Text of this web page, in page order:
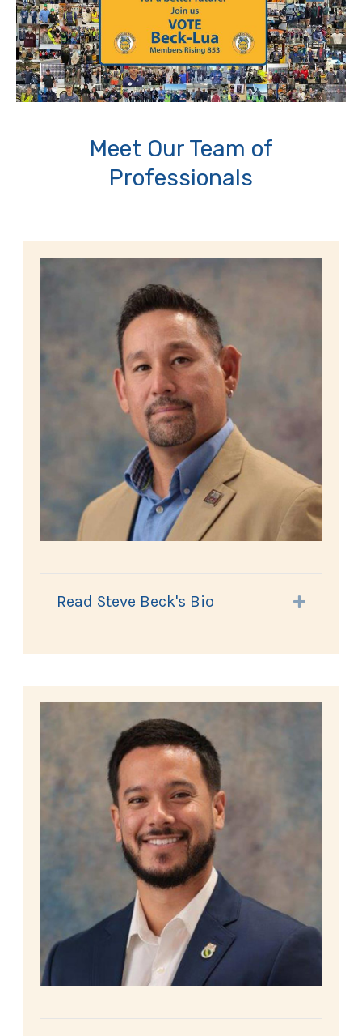
Meet Our Team of
Professionals
Read Steve Beck's Bio Expand